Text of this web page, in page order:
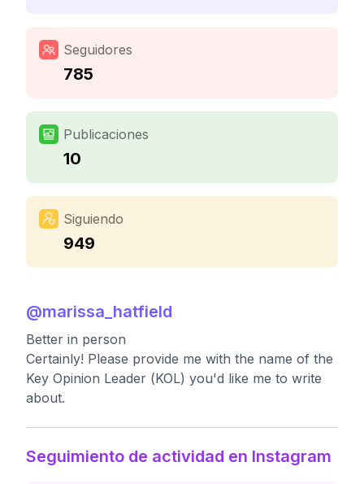
Seguidores
785
Publicaciones
10
Siguiendo
949
@marissa_hatfield
Better in person
Certainly! Please provide me with the name of the
Key Opinion Leader (KOL) you'd like me to write
about.
Seguimiento de actividad en Instagram